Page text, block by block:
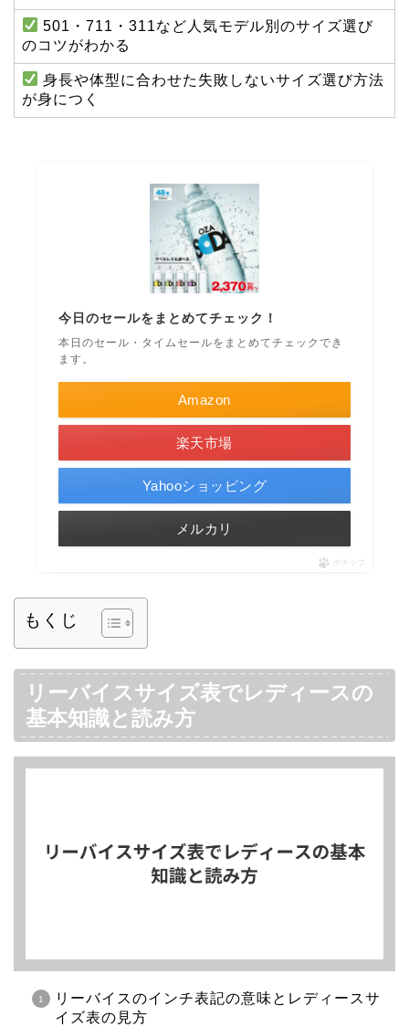
501・711・311など人気モデル別のサイズ選び
のコツがわかる
身長や体型に合わせた失敗しないサイズ選び方法
が身につく
今日のセールをまとめてチェック！
本日のセール・タイムセールをまとめてチェックでき
ます。
Amazon
楽天市場
Yahooショッピング
メルカリ
ポチップ
もくじ
リーバイスサイズ表でレディースの
基本知識と読み方
リーバイスのインチ表記の意味とレディースサ
イズ表の見方